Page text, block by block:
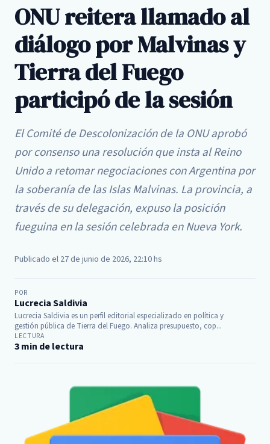
ONU reitera llamado al
diálogo por Malvinas y
Tierra del Fuego
participó de la sesión
El Comité de Descolonización de la ONU aprobó
por consenso una resolución que insta al Reino
Unido a retomar negociaciones con Argentina por
la soberanía de las Islas Malvinas. La provincia, a
través de su delegación, expuso la posición
fueguina en la sesión celebrada en Nueva York.
Publicado el 27 de junio de 2026, 22:10 hs
POR
Lucrecia Saldivia
Lucrecia Saldivia es un perfil editorial especializado en política y
gestión pública de Tierra del Fuego. Analiza presupuesto, cop...
LECTURA
3 min de lectura